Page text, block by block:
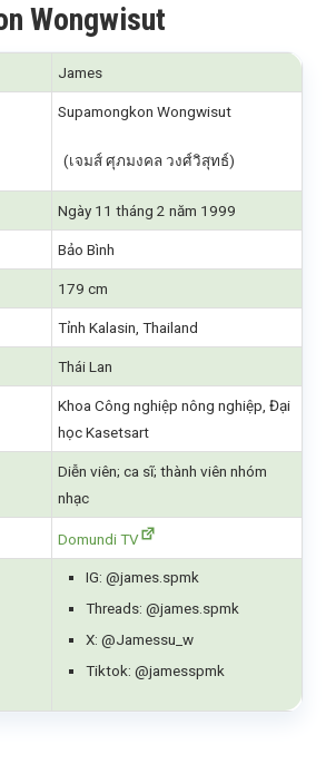
Wongwisut
James
Supamongkon Wongwisut
(เจมส์ ศุภมงคล วงศ์วิสุทธ์)
Ngày 11 tháng 2 năm 1999
Bảo Bình
179 cm
Tỉnh Kalasin, Thailand
Thái Lan
Khoa Công nghiệp nông nghiệp, Đại
học Kasetsart
Diễn viên; ca sĩ; thành viên nhóm
nhạc
Domundi TV
IG: @james.spmk
Threads: @james.spmk
X: @Jamessu_w
Tiktok: @jamesspmk